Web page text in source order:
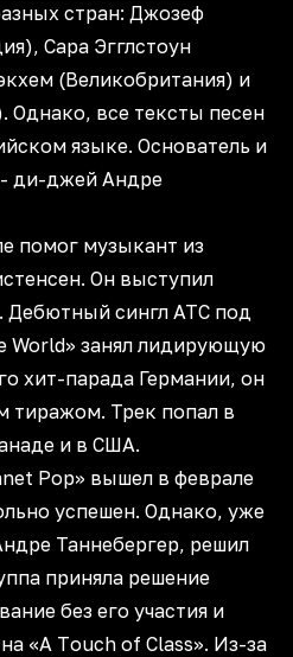
стран: Джозеф
Сара Эгглстоун
(Великобритания) и
Однако, все тексты песен
языке. Основатель и
ди-джей Андре
помог музыкант из
Он выступил
Дебютный сингл ATC под
World» занял лидирующую
хит-парада Германии, он
тиражом. Трек попал в
и в США.
Pop» вышел в феврале
успешен. Однако, уже
Таннебергер, решил
приняла решение
без его участия и
«A Tоuch of Class». Из-за